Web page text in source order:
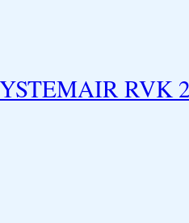
RVK